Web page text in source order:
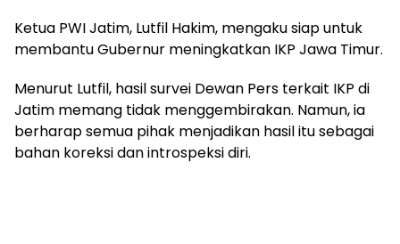
Ketua PWI Jatim, Lutfil Hakim, mengaku siap untuk
membantu Gubernur meningkatkan IKP Jawa Timur.
Menurut Lutfil, hasil survei Dewan Pers terkait IKP di
Jatim memang tidak menggembirakan. Namun, ia
berharap semua pihak menjadikan hasil itu sebagai
bahan koreksi dan introspeksi diri.